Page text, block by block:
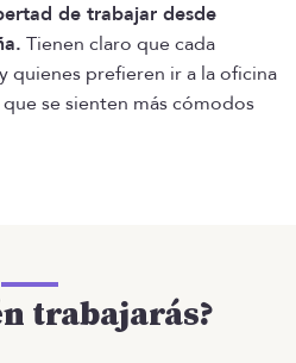
de trabajar desde
Tienen claro que cada
quienes prefieren ir a la oficina
se sienten más cómodos
trabajarás?